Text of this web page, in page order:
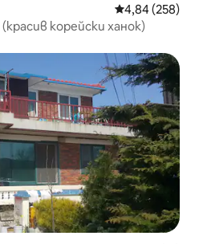
Средна
4,84 (258)
корейски ханок)